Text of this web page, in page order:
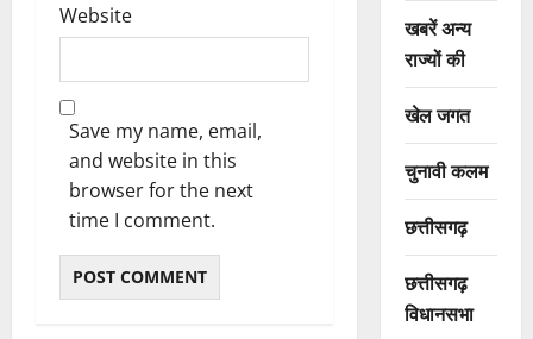
Website
Save my name, email,
and website in this
browser for the next
time I comment.
खबरें अन्य
राज्यों की
खेल जगत
चुनावी कलम
छत्तीसगढ़
छत्तीसगढ़
विधानसभा